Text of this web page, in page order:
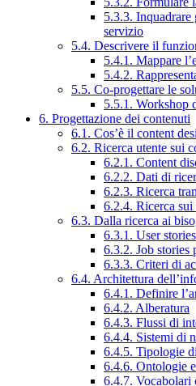
5.3.3.
servizio
5.4. Descrivere il
5.4.1. Mappare
5.4.2.
5.5. Co-progettare le
5.5.1. Workshop
6. Progettazione dei contenuti
6.1. Cos’è il content
6.2. Ricerca utente sui
6.2.1. Content
6.2.2. Dati di
6.2.3. Ricerca
6.2.4. Ricerca
6.3. Dalla ricerca ai
6.3.1. User
6.3.2. Job stories
6.3.3. Criteri di
6.4. Architettura
6.4.1. Definire
6.4.2. Alberatura
6.4.3. Flussi di
6.4.4. Sistemi di
6.4.5. Tipologie
6.4.6. Ontologie
6.4.7. Vocabolari